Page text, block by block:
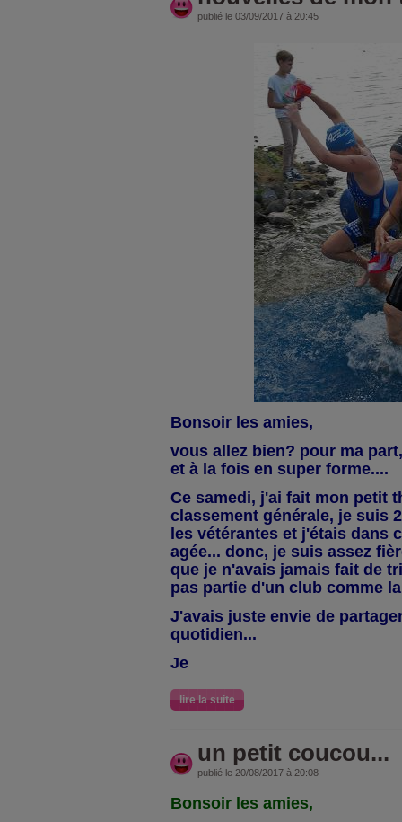
publié le 03/09/2017 à 20:45
Bonsoir les amies,
vous allez bien? pour ma
et à la fois en super forme....
Ce samedi, j'ai fait mon petit
classement générale, je suis
les vétérantes et j'étais dans
agée... donc, je suis assez
que je n'avais jamais fait de
pas partie d'un club comme
J'avais juste envie de
quotidien...
Je
lire la suite
un petit coucou...
publié le 20/08/2017 à 20:08
Bonsoir les amies,